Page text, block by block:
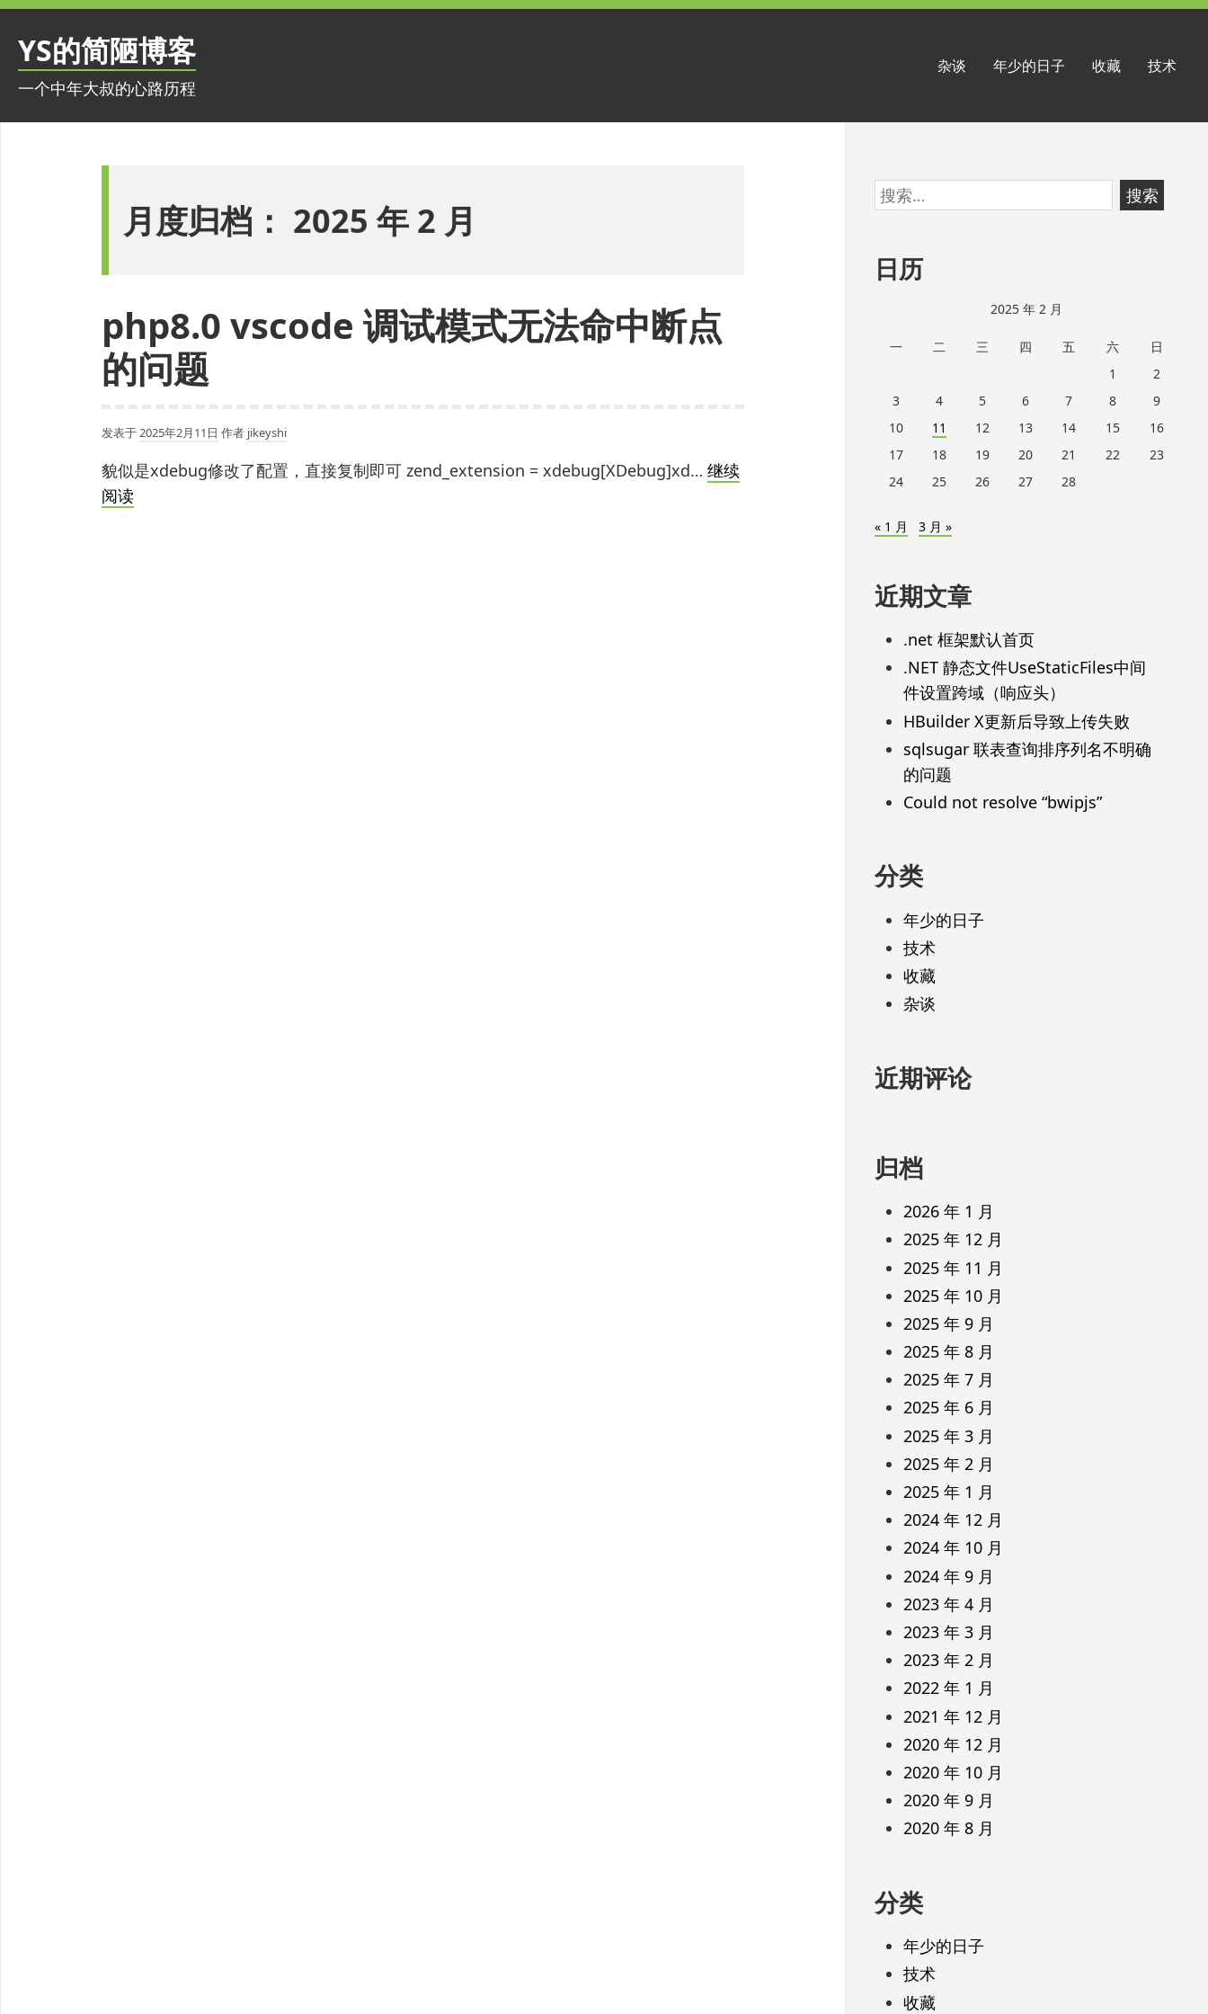
跳
YS的简陋博客
一个中年大叔的心路历程
杂谈 年少的日子 收藏 技术
月度归档： 2025 年 2 月
php8.0 vscode 调试模式无法命中断点
的问题
发表于2025年2月11日 作者 jikeyshi
貌似是xdebug修改了配置，直接复制即可 zend_extension = xdebug[XDebug]xd… 继续
阅读
跳
至
脚
搜
索：
日历
2025 年 2 月
一 二 三 四 五 六
日
1
2
3
4 5 6 7 8
9
10
11 12 13 14 15
16
17
18 19 20 21 22
23
24
25 26 27 28
« 1 月 3 月 »
近期文章
.net 框架默认首页
.NET 静态文件UseStaticFiles中间
件设置跨域（响应头）
HBuilder X更新后导致上传失败
sqlsugar 联表查询排序列名不明确
的问题
Could not resolve “bwipjs”
分类
年少的日子
技术
收藏
杂谈
近期评论
归档
2026 年 1 月
2025 年 12 月
2025 年 11 月
2025 年 10 月
2025 年 9 月
2025 年 8 月
2025 年 7 月
2025 年 6 月
2025 年 3 月
2025 年 2 月
2025 年 1 月
2024 年 12 月
2024 年 10 月
2024 年 9 月
2023 年 4 月
2023 年 3 月
2023 年 2 月
2022 年 1 月
2021 年 12 月
2020 年 12 月
2020 年 10 月
2020 年 9 月
2020 年 8 月
分类
年少的日子
技术
收藏